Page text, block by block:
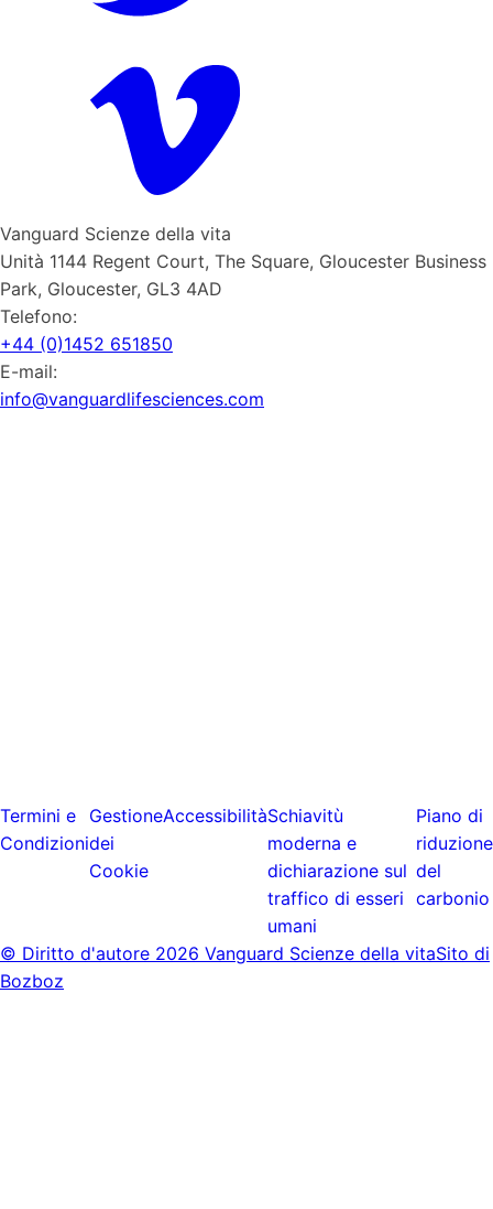
Vanguard Scienze della vita
Unità 1144 Regent Court, The Square, Gloucester Business
Park, Gloucester, GL3 4AD
Telefono:
+44 (0)1452 651850
E-mail:
info@vanguardlifesciences.com
Termini e
Condizioni
Gestione
dei
Cookie
AccessibilitàSchiavitù
moderna e
dichiarazione sul
traffico di esseri
umani
Piano di
riduzione
del
carbonio
© Diritto d'autore 2026 Vanguard Scienze della vitaSito di
Bozboz